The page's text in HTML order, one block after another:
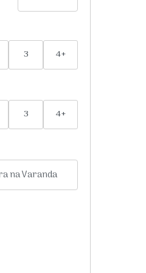
3 4+
3 4+